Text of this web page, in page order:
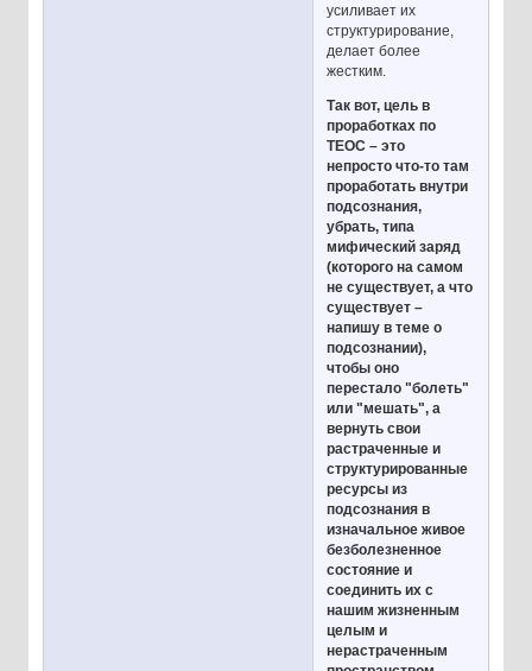
усиливает их
структурирование,
делает более
жестким.
Так вот, цель в
проработках по
ТЕОС – это
непросто что-то там
проработать внутри
подсознания,
убрать, типа
мифический заряд
(которого на самом
не существует, а что
существует –
напишу в теме о
подсознании),
чтобы оно
перестало "болеть"
или "мешать", а
вернуть свои
растраченные и
структурированные
ресурсы из
подсознания в
изначальное живое
безболезненное
состояние и
соединить их с
нашим жизненным
целым и
нерастраченным